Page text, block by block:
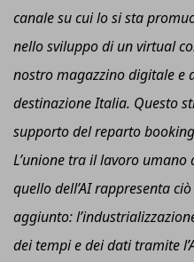
canale su cui lo si sta
nello sviluppo di unvirtualc
nostromagazzinodigitale e
destinazione Italia. Questo
supporto del reparto
L’unione tra il lavoro
quello dell’AI rappresenta
aggiunto:
dei tempi e dei dati tramite